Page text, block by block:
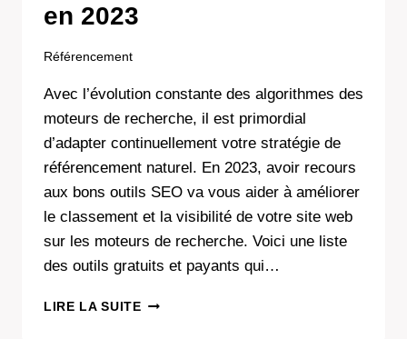
en 2023
Référencement
Avec l’évolution constante des algorithmes des
moteurs de recherche, il est primordial
d’adapter continuellement votre stratégie de
référencement naturel. En 2023, avoir recours
aux bons outils SEO va vous aider à améliorer
le classement et la visibilité de votre site web
sur les moteurs de recherche. Voici une liste
des outils gratuits et payants qui…
LIRE LA SUITELES